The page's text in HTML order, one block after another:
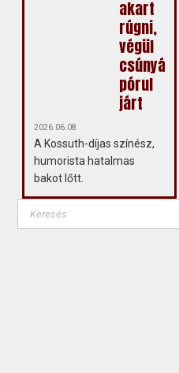
akart
rúgni,
végül
csúnyán
pórul
járt
2026.06.08
A Kossuth-díjas színész,
humorista hatalmas
bakot lőtt.